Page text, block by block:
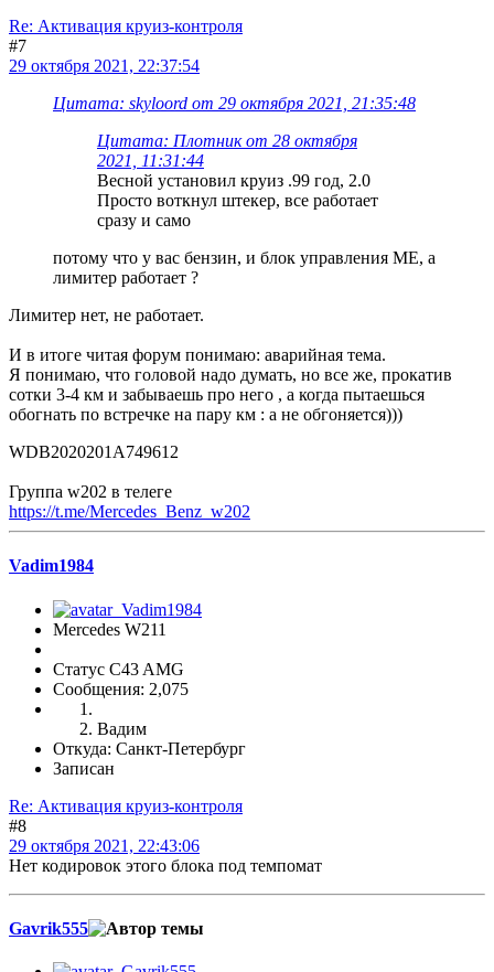
Re: Активация круиз-контроля
#7
29 октября 2021, 22:37:54
Цитата: skyloord от 29 октября 2021, 21:35:48
Цитата: Плотник от 28 октября
2021, 11:31:44
Весной установил круиз .99 год, 2.0
Просто воткнул штекер, все работает
сразу и само
потому что у вас бензин, и блок управления МЕ, а
лимитер работает ?
Лимитер нет, не работает.
И в итоге читая форум понимаю: аварийная тема.
Я понимаю, что головой надо думать, но все же, прокатив
сотки 3-4 км и забываешь про него , а когда пытаешься
обогнать по встречке на пару км : а не обгоняется)))
WDB2020201A749612
Группа w202 в телеге
https://t.me/Mercedes_Benz_w202
Vadim1984
Mercedes W211
Статус C43 AMG
Сообщения: 2,075
Вадим
Откуда: Санкт-Петербург
Записан
Re: Активация круиз-контроля
#8
29 октября 2021, 22:43:06
Нет кодировок этого блока под темпомат
Gavrik555